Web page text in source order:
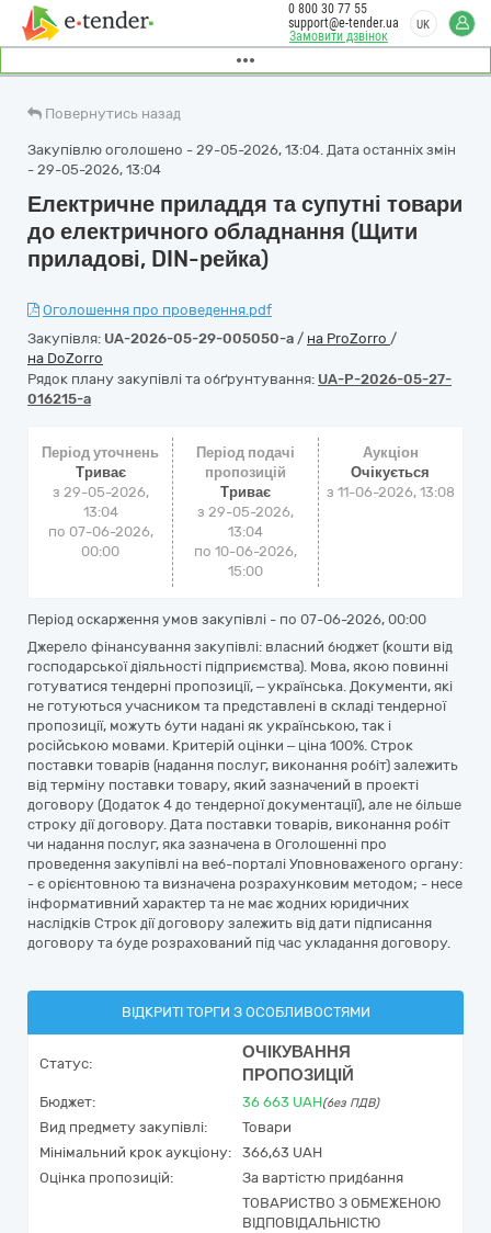
Замовити дзвінок
0 800 30 77 55
support@e-tender.ua
UK
Повернутись назад
Закупівлю оголошено - 29-05-2026, 13:04. Дата останніх змін
- 29-05-2026, 13:04
Електричне приладдя та супутні товари
до електричного обладнання (Щити
приладові, DIN-рейка)
Оголошення про проведення.pdf
Закупівля: UA-2026-05-29-005050-a / на ProZorro /
на DoZorro
Рядок плану закупівлі та обґрунтування: UA-P-2026-05-27-
016215-a
Період уточнень
Триває
з 29-05-2026,
13:04
по 07-06-2026,
00:00
Період подачі
пропозицій
Триває
з 29-05-2026,
13:04
по 10-06-2026,
15:00
Аукціон
Очікується
з 11-06-2026, 13:08
Період оскарження умов закупівлі - по 07-06-2026, 00:00
Джерело фінансування закупівлі: власний бюджет (кошти від
господарської діяльності підприємства). Мова, якою повинні
готуватися тендерні пропозиції, – українська. Документи, які
не готуються учасником та представлені в складі тендерної
пропозиції, можуть бути надані як українською, так і
російською мовами. Критерій оцінки – ціна 100%. Строк
поставки товарів (надання послуг, виконання робіт) залежить
від терміну поставки товару, який зазначений в проекті
договору (Додаток 4 до тендерної документації), але не більше
строку дії договору. Дата поставки товарів, виконання робіт
чи надання послуг, яка зазначена в Оголошенні про
проведення закупівлі на веб-порталі Уповноваженого органу:
- є орієнтовною та визначена розрахунковим методом; - несе
інформативний характер та не має жодних юридичних
наслідків Строк дії договору залежить від дати підписання
договору та буде розрахований під час укладання договору.
ВІДКРИТІ ТОРГИ З ОСОБЛИВОСТЯМИ
Статус:
ОЧІКУВАННЯ
ПРОПОЗИЦІЙ
Бюджет: 36 663 UAH(без ПДВ)
Вид предмету закупівлі:
Товари
Мінімальний крок аукціону:
366,63 UAH
Оцінка пропозицій:
За вартістю придбання
ТОВАРИСТВО З ОБМЕЖЕНОЮ
ВІДПОВІДАЛЬНІСТЮ